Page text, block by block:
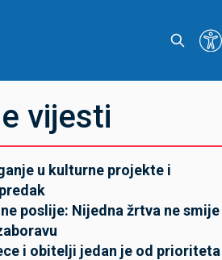
vijesti
u kulturne projekte i
poslije: Nijedna žrtva ne smije
i obitelji jedan je od prioriteta